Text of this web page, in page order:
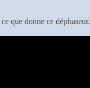
que donne ce déphaseur.